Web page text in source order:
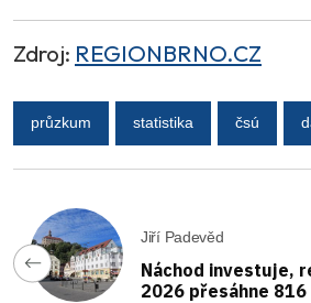
Zdroj: REGIONBRNO.CZ
průzkum statistika čsú
Jiří Padevěd
Náchod investuje,
2026 přesáhne 816